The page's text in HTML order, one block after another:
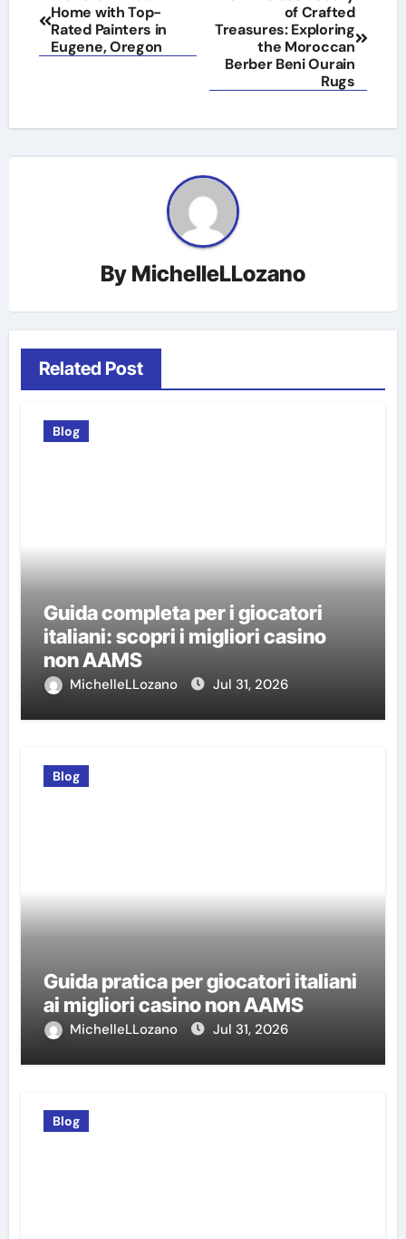
navigation
Home with Top-
Rated Painters in
Eugene, Oregon
of Crafted
Treasures: Exploring
the Moroccan
Berber Beni Ourain
Rugs
By MichelleLLozano
Related Post
Blog
Guida completa per i giocatori
italiani: scopri i migliori casino
non AAMS
MichelleLLozano Jul 31, 2026
Blog
Guida pratica per giocatori italiani
ai migliori casino non AAMS
MichelleLLozano Jul 31, 2026
Blog